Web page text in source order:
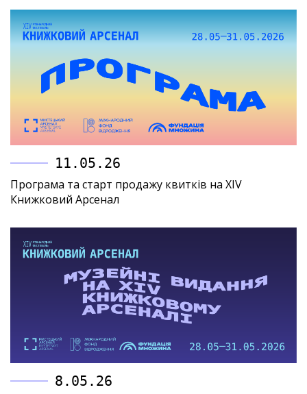
11.05.26
Програма та старт продажу квитків на XIV
Книжковий Арсенал
8.05.26